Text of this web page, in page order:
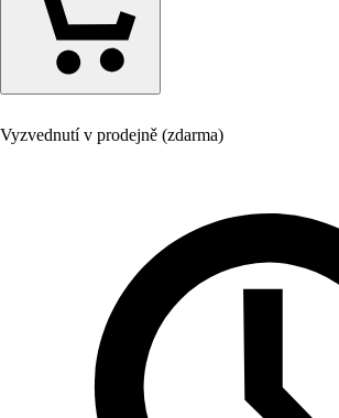
Vyzvednutí v prodejně (zdarma)